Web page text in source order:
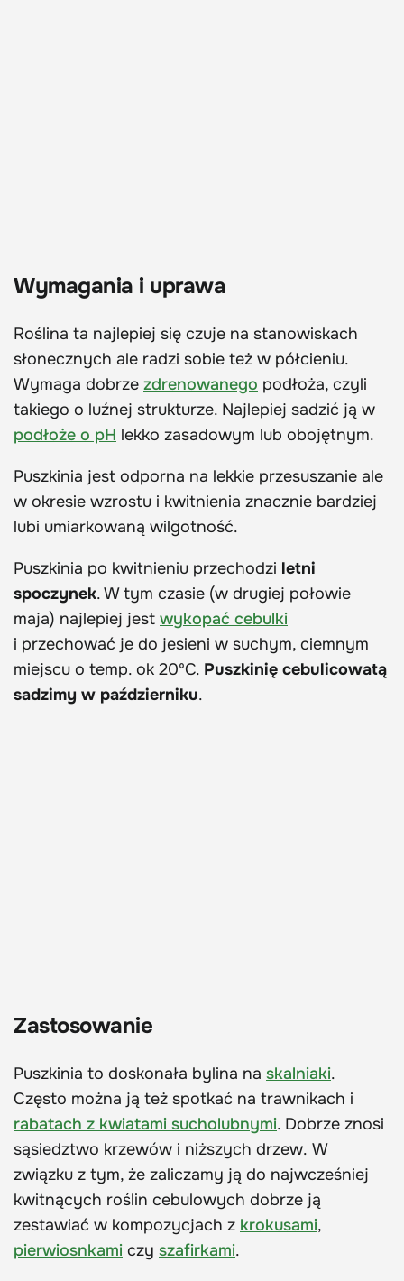
Wymagania i uprawa
Roślina ta najlepiej się czuje na stanowiskach
słonecznych ale radzi sobie też w półcieniu.
Wymaga dobrze zdrenowanego podłoża, czyli
takiego o luźnej strukturze. Najlepiej sadzić ją w
podłoże o pH lekko zasadowym lub obojętnym.
Puszkinia jest odporna na lekkie przesuszanie ale
w okresie wzrostu i kwitnienia znacznie bardziej
lubi umiarkowaną wilgotność.
Puszkinia po kwitnieniu przechodzi letni
spoczynek. W tym czasie (w drugiej połowie
maja) najlepiej jest wykopać cebulki
i przechować je do jesieni w suchym, ciemnym
miejscu o temp. ok 20ºC. Puszkinię cebulicowatą
sadzimy w październiku.
Zastosowanie
Puszkinia to doskonała bylina na skalniaki.
Często można ją też spotkać na trawnikach i
rabatach z kwiatami sucholubnymi. Dobrze znosi
sąsiedztwo krzewów i niższych drzew. W
związku z tym, że zaliczamy ją do najwcześniej
kwitnących roślin cebulowych dobrze ją
zestawiać w kompozycjach z krokusami,
pierwiosnkami czy szafirkami.